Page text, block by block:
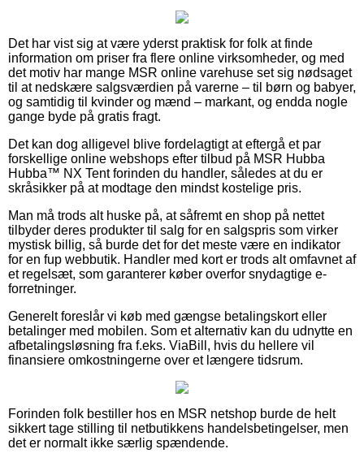
Det har vist sig at være yderst praktisk for folk at finde
information om priser fra flere online virksomheder, og med
det motiv har mange MSR online varehuse set sig nødsaget
til at nedskære salgsværdien på varerne – til børn og babyer,
og samtidig til kvinder og mænd – markant, og endda nogle
gange byde på gratis fragt.
Det kan dog alligevel blive fordelagtigt at eftergå et par
forskellige online webshops efter tilbud på MSR Hubba
Hubba™ NX Tent forinden du handler, således at du er
skråsikker på at modtage den mindst kostelige pris.
Man må trods alt huske på, at såfremt en shop på nettet
tilbyder deres produkter til salg for en salgspris som virker
mystisk billig, så burde det for det meste være en indikator
for en fup webbutik. Handler med kort er trods alt omfavnet af
et regelsæt, som garanterer køber overfor snydagtige e-
forretninger.
Generelt foreslår vi køb med gængse betalingskort eller
betalinger med mobilen. Som et alternativ kan du udnytte en
afbetalingsløsning fra f.eks. ViaBill, hvis du hellere vil
finansiere omkostningerne over et længere tidsrum.
Forinden folk bestiller hos en MSR netshop burde de helt
sikkert tage stilling til netbutikkens handelsbetingelser, men
det er normalt ikke særlig spændende.